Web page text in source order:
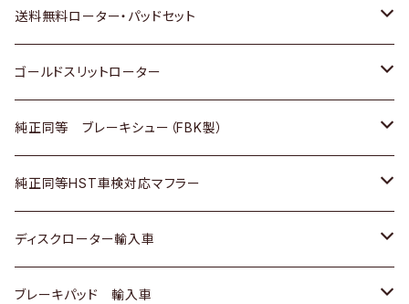
日野
三菱ふそう
ＢＭＷ
日野
三菱ふそう
三菱ふそう
その他
三菱
スバル
ダイハツ
マツダ
三菱
スバル
マツダ
三菱
日産
ダイハツ
マツダ
三菱
スバル
スズキ
日産
いすゞ
ダイハツ
マツダ
三菱
ホンダ
スズキ
日産
ダイハツ
マツダ
三菱
トヨタ
ホンダ
日産
いすゞ
ダイハツ
マツダ
送料無料ローター・パッドセット
トヨタ
ホンダ
スズキ
日産
ダイハツ
ゴールドスリットローター
トヨタ
ホンダ
スズキ
日産
純正同等 ブレーキシュー（FBK製）
ホンダ
スズキ
日産
純正同等HST車検対応マフラー
トヨタ
ホンダ
ディスクローター輸入車
ＡＵＤＩ
ブレーキパッド 輸入車